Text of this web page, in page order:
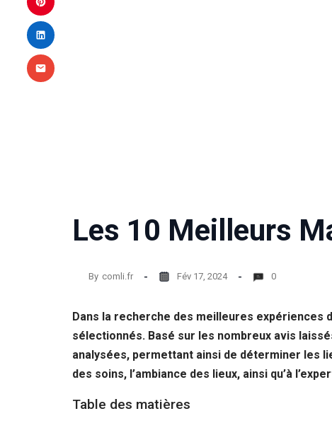
Les 10 Meilleurs
By comli.fr Fév 17, 2024 0
Dans la recherche des meilleures expériences
sélectionnés. Basé sur les nombreux avis
analysées, permettant ainsi de déterminer les
des soins, l’ambiance des lieux, ainsi qu’à
Table des matières
Nécessaire
du site Web,
en fonction